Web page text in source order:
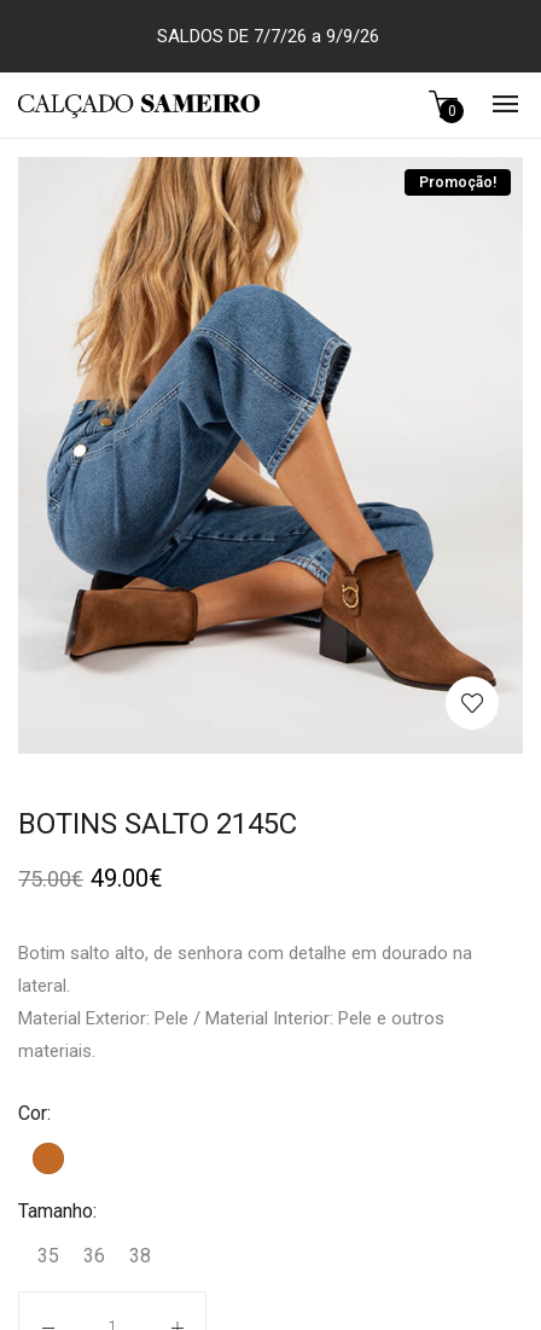
SALDOS DE 7/7/26 a 9/9/26
0
Promoção!
BOTINS SALTO 2145C
75.00€ 49.00€
Botim salto alto, de senhora com detalhe em dourado na
lateral.
Material Exterior: Pele / Material Interior: Pele e outros
materiais.
Cor:
Tamanho:
35
36 38